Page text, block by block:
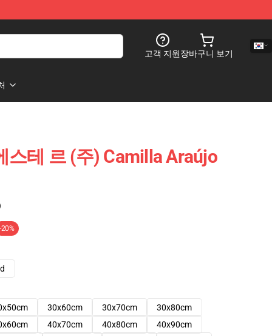
고객 지원장바구니 보기
스테 르 (주) Camilla Araújo
-20%
30x60cm 30x70cm
30x80cm
40x70cm 40x80cm
40x90cm